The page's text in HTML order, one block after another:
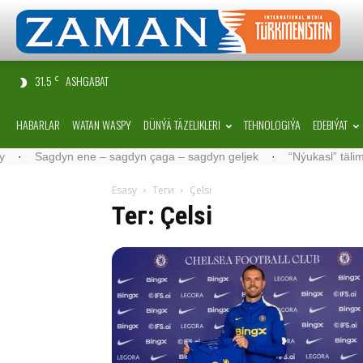
31.5 C ASHGABAT
HABARLAR WATAN WASPY DÜNÝÄ TÄZELIKLERI TEHNOLOGIÝA EDEBIÝAT
– sagdyn çaga – sagdyn geljek · “Nýukasl” tälimçisini täzeledi ·
Esasy Теги Çelsi
Тег: Çelsi